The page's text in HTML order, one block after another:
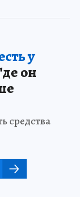
у
он
средства